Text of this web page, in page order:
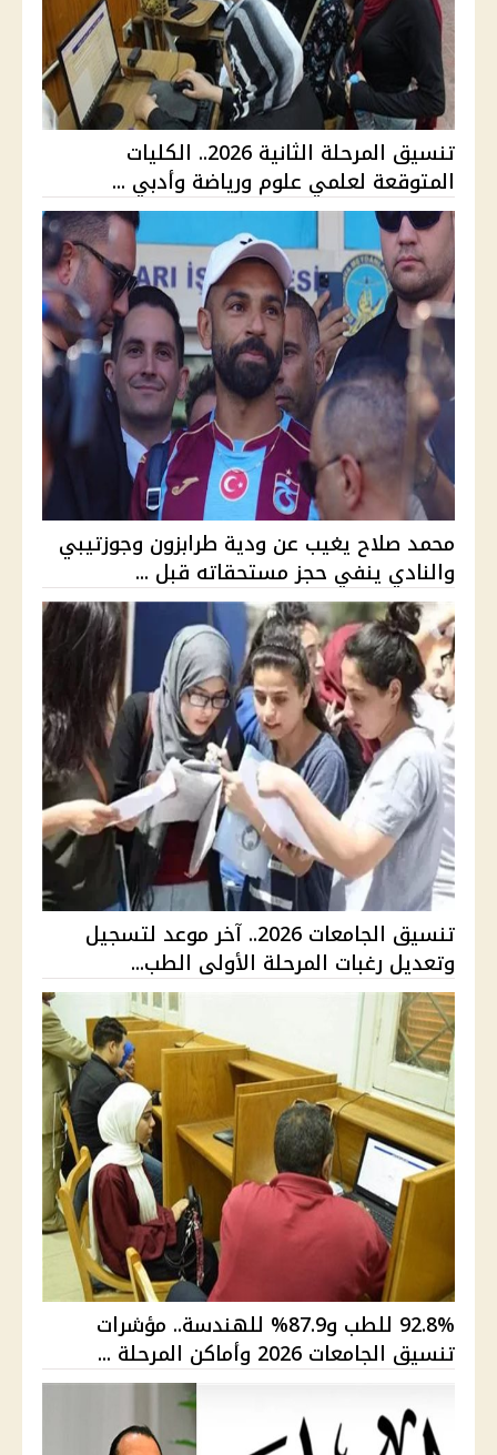
تنسيق المرحلة الثانية 2026.. الكليات
المتوقعة لعلمي علوم ورياضة وأدبي ...
محمد صلاح يغيب عن ودية طرابزون وجوزتيبي
والنادي ينفي حجز مستحقاته قبل ...
تنسيق الجامعات 2026.. آخر موعد لتسجيل
وتعديل رغبات المرحلة الأولى الطب...
92.8% للطب و87.9% للهندسة.. مؤشرات
تنسيق الجامعات 2026 وأماكن المرحلة ...